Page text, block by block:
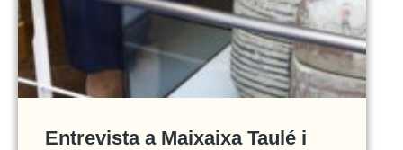
Entrevista a Maixaixa Taulé i